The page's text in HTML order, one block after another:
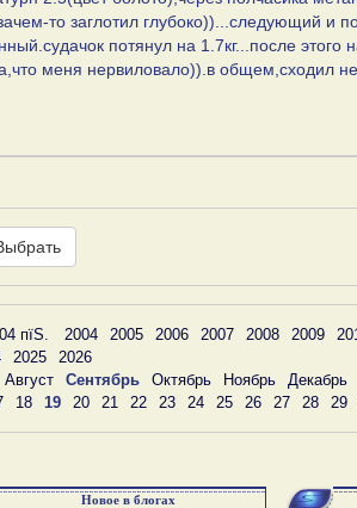
то заглотил глубоко))...следующий и
потянул на 1.7кг...после этого
меня нервиловало)).в общем,сходил
пїЅ. 2004 2005 2006 2007 2008 2009
2025
2026
Август Сентябрь Октябрь Ноябрь
Декабрь
18 19 20 21 22 23 24 25 26 27 28 29
Новое в блогах